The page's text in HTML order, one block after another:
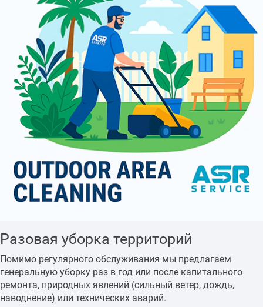
Разовая уборка территорий
Помимо регулярного обслуживания мы предлагаем
генеральную уборку раз в год или после капитального
ремонта, природных явлений (сильный ветер, дождь,
наводнение) или технических аварий.